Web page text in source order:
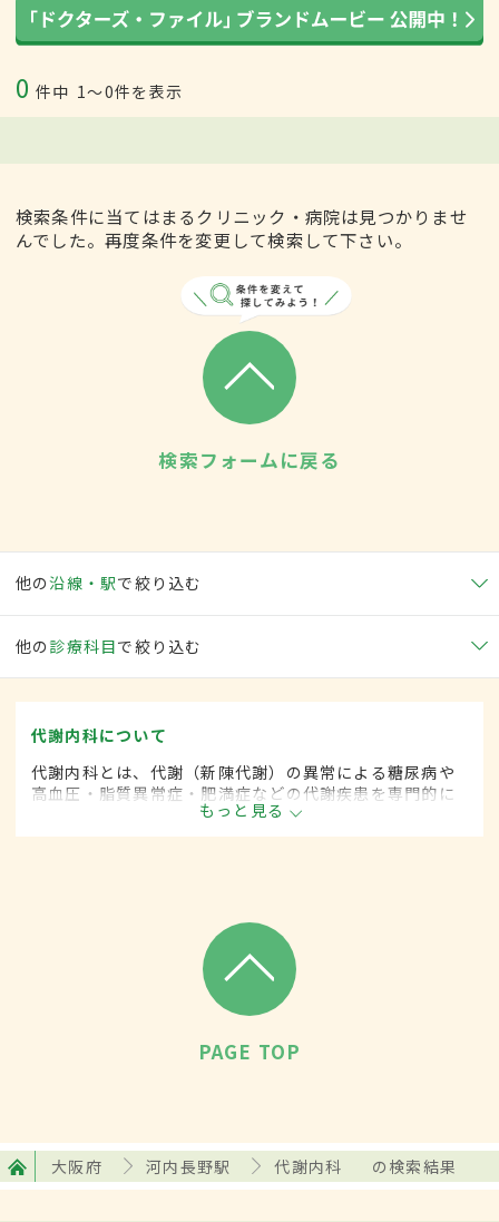
0 件中 1〜0件を表示
検索条件に当てはまるクリニック・病院は見つかりませ
んでした。再度条件を変更して検索して下さい。
検索フォームに戻る
他の沿線・駅で絞り込む
他の 診療科目で絞り込む
代謝内科について
代謝内科とは、代謝（新陳代謝）の異常による糖尿病や
高血圧・脂質異常症・肥満症などの代謝疾患を専門的に
取り扱う内科の一領域です。
もっと見る
PAGE TOP
大阪府 河内長野駅 代謝内科 の検索結果